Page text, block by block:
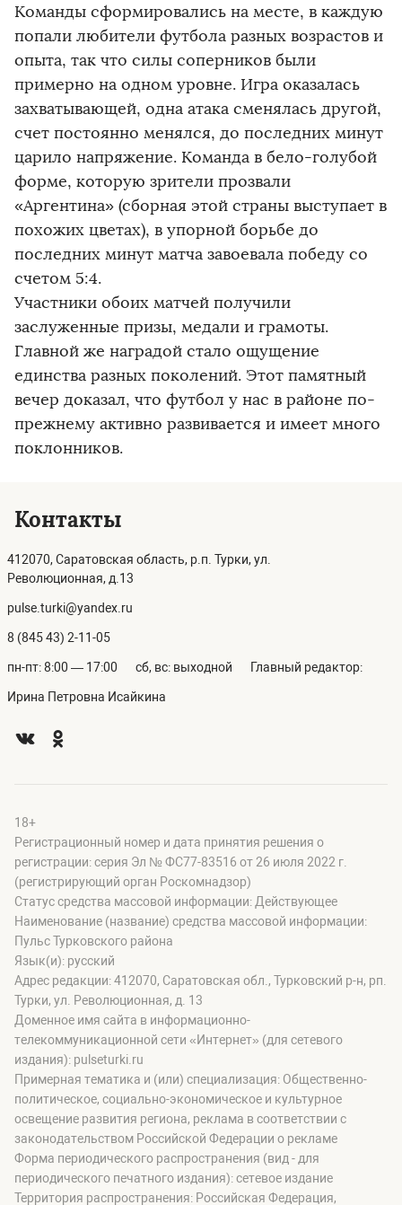
Команды сформировались на месте, в каждую
попали любители футбола разных возрастов и
опыта, так что силы соперников были
примерно на одном уровне. Игра оказалась
захватывающей, одна атака сменялась другой,
счет постоянно менялся, до последних минут
царило напряжение. Команда в бело-голубой
форме, которую зрители прозвали
«Аргентина» (сборная этой страны выступает в
похожих цветах), в упорной борьбе до
последних минут матча завоевала победу со
счетом 5:4.
Участники обоих матчей получили
заслуженные призы, медали и грамоты.
Главной же наградой стало ощущение
единства разных поколений. Этот памятный
вечер доказал, что футбол у нас в районе по-
прежнему активно развивается и имеет много
поклонников.
Контакты
412070, Саратовская область, р.п. Турки, ул.
Революционная, д.13
pulse.turki@yandex.ru
8 (845 43) 2-11-05
пн-пт: 8:00 — 17:00 сб, вс: выходной Главный редактор:
Ирина Петровна Исайкина
18+
Регистрационный номер и дата принятия решения о
регистрации: серия Эл № ФС77-83516 от 26 июля 2022 г.
(регистрирующий орган Роскомнадзор)
Статус средства массовой информации: Действующее
Наименование (название) средства массовой информации:
Пульс Турковского района
Язык(и): русский
Адрес редакции: 412070, Саратовская обл., Турковский р-н, рп.
Турки, ул. Революционная, д. 13
Доменное имя сайта в информационно-
телекоммуникационной сети «Интернет» (для сетевого
издания): pulseturki.ru
Примерная тематика и (или) специализация: Общественно-
политическое, социально-экономическое и культурное
освещение развития региона, реклама в соответствии с
законодательством Российской Федерации о рекламе
Форма периодического распространения (вид - для
периодического печатного издания): сетевое издание
Территория распространения: Российская Федерация,